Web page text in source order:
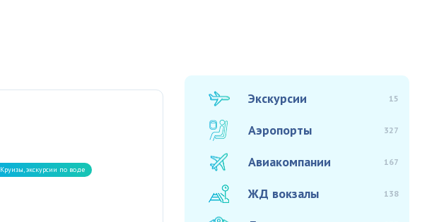
Круизы, экскурсии по воде
Экскурсии 15
Аэропорты 327
Авиакомпании 167
ЖД вокзалы 138